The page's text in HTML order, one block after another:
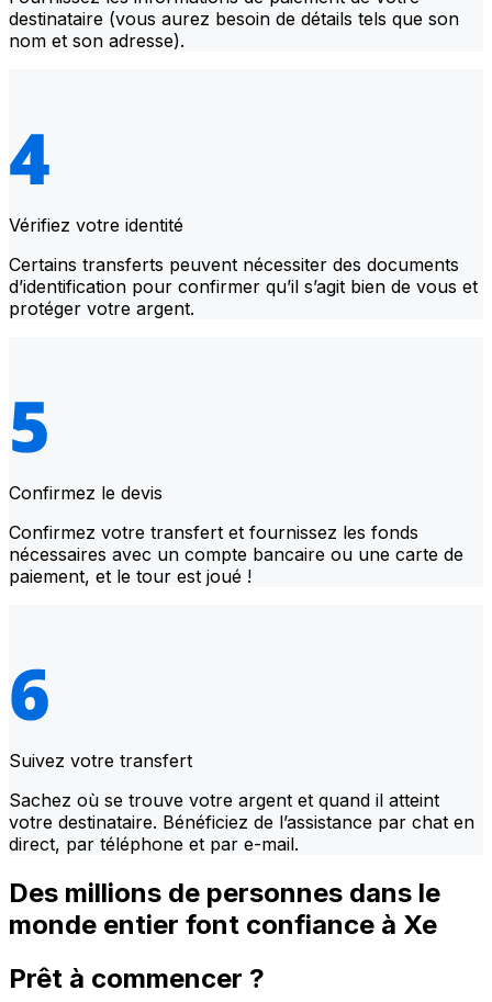
destinataire (vous aurez besoin de détails tels que son
nom et son adresse).
Vérifiez votre identité
Certains transferts peuvent nécessiter des documents
d’identification pour confirmer qu’il s’agit bien de vous et
protéger votre argent.
Confirmez le devis
Confirmez votre transfert et fournissez les fonds
nécessaires avec un compte bancaire ou une carte de
paiement, et le tour est joué !
Suivez votre transfert
Sachez où se trouve votre argent et quand il atteint
votre destinataire. Bénéficiez de l’assistance par chat en
direct, par téléphone et par e-mail.
Des millions de personnes dans le
monde entier font confiance à Xe
Prêt à commencer ?